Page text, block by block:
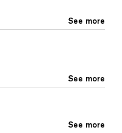
See more
See more
See more